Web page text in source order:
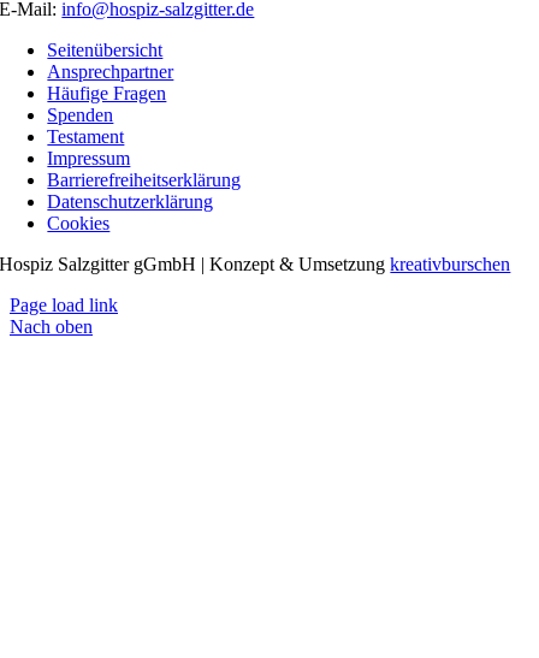
E-Mail:info@hospiz-salzgitter.de
Seitenübersicht
Ansprechpartner
Häufige Fragen
Spenden
Testament
Impressum
Barrierefreiheitserklärung
Datenschutzerklärung
Cookies
Hospiz Salzgitter gGmbH | Konzept & Umsetzungkreativburschen
Page load link
Nach oben